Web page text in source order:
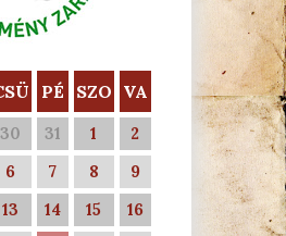
PÉ SZO VA
30 31 1
2
6 7 8
9
13 14 15
16